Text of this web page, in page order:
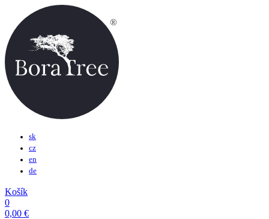
sk
cz
en
de
Košík
0
0,00 €